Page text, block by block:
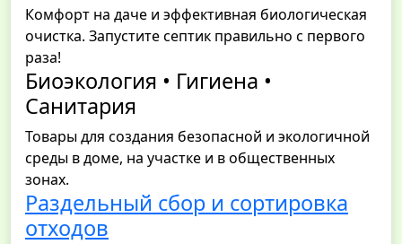
Комфорт на даче и эффективная биологическая
очистка. Запустите септик правильно с первого
раза!
Биоэкология • Гигиена •
Санитария
Товары для создания безопасной и экологичной
среды в доме, на участке и в общественных
зонах.
Раздельный сбор и сортировка
отходов